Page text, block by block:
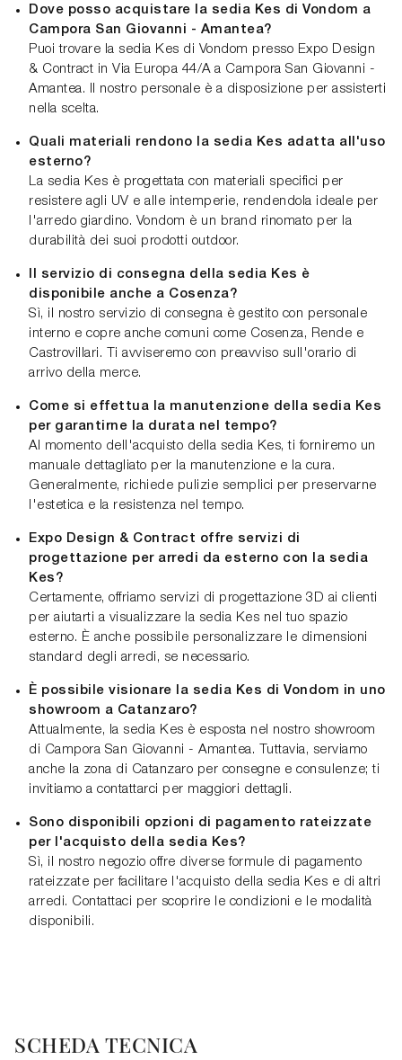
Dove posso acquistare la sedia Kes di Vondom a
Campora San Giovanni - Amantea?
Puoi trovare la sedia Kes di Vondom presso Expo Design
& Contract in Via Europa 44/A a Campora San Giovanni -
Amantea. Il nostro personale è a disposizione per assisterti
nella scelta.
Quali materiali rendono la sedia Kes adatta all'uso
esterno?
La sedia Kes è progettata con materiali specifici per
resistere agli UV e alle intemperie, rendendola ideale per
l'arredo giardino. Vondom è un brand rinomato per la
durabilità dei suoi prodotti outdoor.
Il servizio di consegna della sedia Kes è
disponibile anche a Cosenza?
Sì, il nostro servizio di consegna è gestito con personale
interno e copre anche comuni come Cosenza, Rende e
Castrovillari. Ti avviseremo con preavviso sull'orario di
arrivo della merce.
Come si effettua la manutenzione della sedia Kes
per garantirne la durata nel tempo?
Al momento dell'acquisto della sedia Kes, ti forniremo un
manuale dettagliato per la manutenzione e la cura.
Generalmente, richiede pulizie semplici per preservarne
l'estetica e la resistenza nel tempo.
Expo Design & Contract offre servizi di
progettazione per arredi da esterno con la sedia
Kes?
Certamente, offriamo servizi di progettazione 3D ai clienti
per aiutarti a visualizzare la sedia Kes nel tuo spazio
esterno. È anche possibile personalizzare le dimensioni
standard degli arredi, se necessario.
È possibile visionare la sedia Kes di Vondom in uno
showroom a Catanzaro?
Attualmente, la sedia Kes è esposta nel nostro showroom
di Campora San Giovanni - Amantea. Tuttavia, serviamo
anche la zona di Catanzaro per consegne e consulenze; ti
invitiamo a contattarci per maggiori dettagli.
Sono disponibili opzioni di pagamento rateizzate
per l'acquisto della sedia Kes?
Sì, il nostro negozio offre diverse formule di pagamento
rateizzate per facilitare l'acquisto della sedia Kes e di altri
arredi. Contattaci per scoprire le condizioni e le modalità
disponibili.
SCHEDA TECNICA